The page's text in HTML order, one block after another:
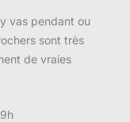
vas pendant ou
sont très
de vraies